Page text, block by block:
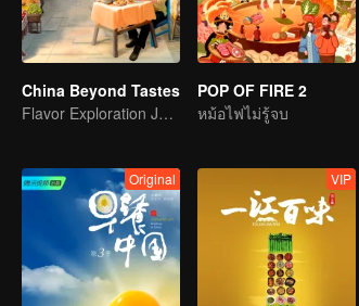
China Beyond Tastes
Flavor Exploration Journey of Chen Xiaoqing
POP OF FIRE 2
หม้อไฟไม่รู้จบ
Original VIP